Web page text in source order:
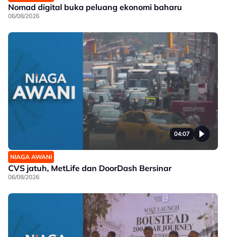
Nomad digital buka peluang ekonomi baharu
06/08/2026
04:07
NIAGA AWANI
CVS jatuh, MetLife dan DoorDash Bersinar
06/08/2026